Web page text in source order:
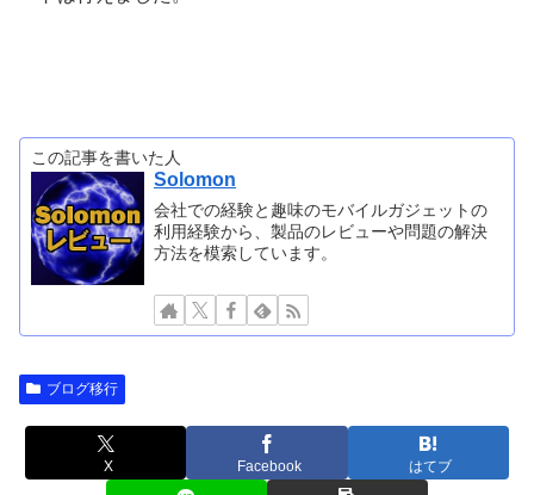
この記事を書いた人
Solomon
会社での経験と趣味のモバイルガジェットの
利用経験から、製品のレビューや問題の解決
方法を模索しています。
ブログ移行
X Facebook はてブ